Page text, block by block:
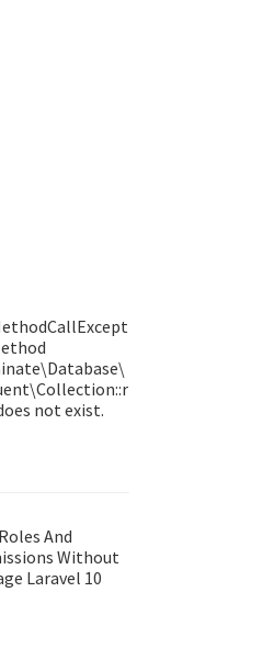
not exist.
And
Without
Laravel 10